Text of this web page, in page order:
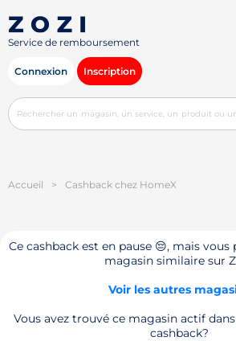
Service de remboursement
Connexion Inscription
Accueil > Cashback chez HomeX
Ce cashback est en pause 😔, mais
magasin similaire sur
Voir les autres
Vous avez trouvé ce magasin actif
cashback?